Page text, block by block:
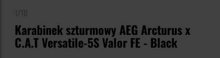
Karabinek szturmowy AEG Arcturus x
C.A.T Versatile-5S Valor FE - Black